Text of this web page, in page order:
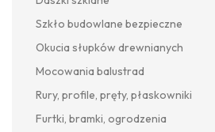
Szkło budowlane bezpieczne
Okucia słupków drewnianych
Mocowania balustrad
Rury, profile, pręty, płaskowniki
Furtki, bramki, ogrodzenia